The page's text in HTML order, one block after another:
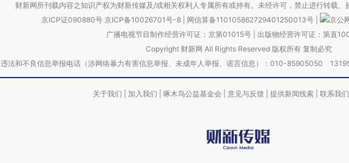
财新网所刊载内容之知识产权为财新传媒及/或相关权利人专属所有或持有。未经许可，禁止进行转载、
京ICP证090880号 京ICP备10026701号-8 网信算备110105862729401250013号
京公
广播电视节目制作经营许可证：京第01015号| 出版物经营许可证：第直
Copyright 财新网 All Rights Reserved 版权所有 复制必究
违法和不良信息举报电话（涉网络暴力有害信息举报、未成年人举报、谣言信息）：010-85905050
关于我们 加入我们 啄木鸟公益基金会 意见与反馈 提供新闻线索 联系我们